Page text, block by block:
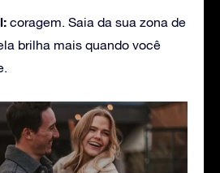
coragem. Saia da sua zona de
brilha mais quando você